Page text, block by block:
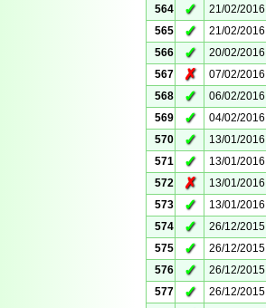
564
✓ 21/02/2016
565
✓ 21/02/2016
566
✓ 20/02/2016
567
✗ 07/02/2016
568
✓ 06/02/2016
569
✓ 04/02/2016
570
✓ 13/01/2016
571
✓ 13/01/2016
572
✗ 13/01/2016
573
✓ 13/01/2016
574
✓ 26/12/2015
575
✓ 26/12/2015
576
✓ 26/12/2015
577
✓ 26/12/2015